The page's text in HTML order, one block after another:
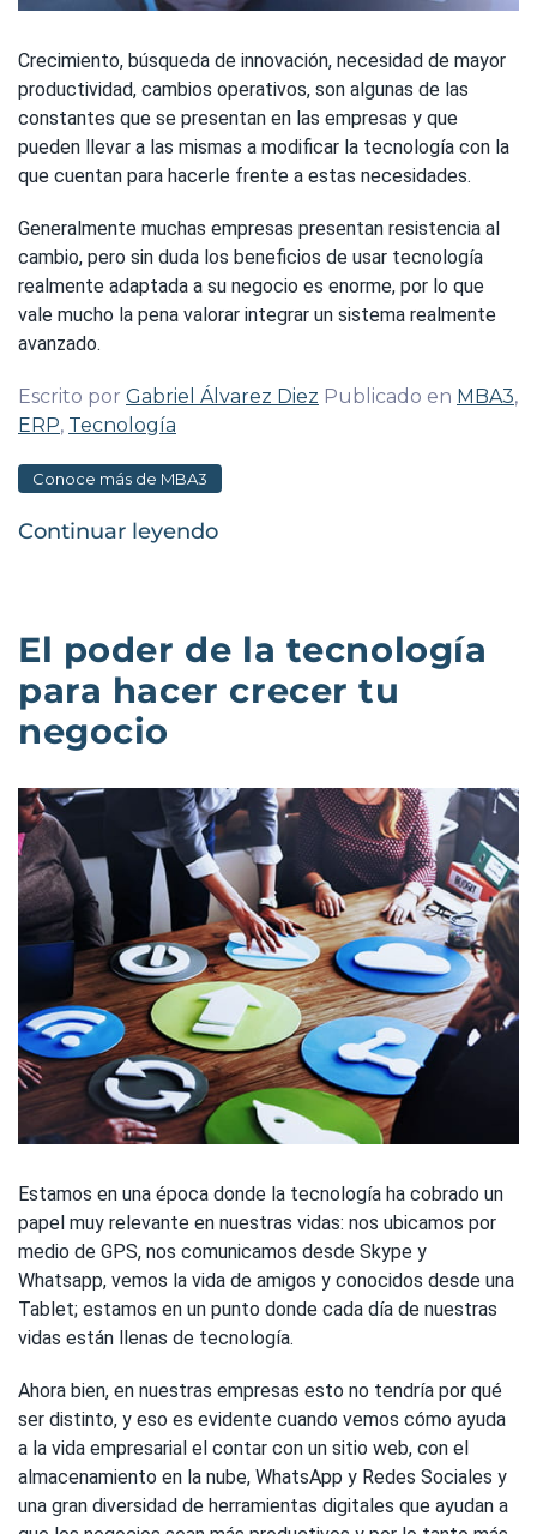
Crecimiento, búsqueda de innovación, necesidad de mayor
productividad, cambios operativos, son algunas de las
constantes que se presentan en las empresas y que
pueden llevar a las mismas a modificar la tecnología con la
que cuentan para hacerle frente a estas necesidades.
Generalmente muchas empresas presentan resistencia al
cambio, pero sin duda los beneficios de usar tecnología
realmente adaptada a su negocio es enorme, por lo que
vale mucho la pena valorar integrar un sistema realmente
avanzado.
Escrito por Gabriel Álvarez Diez Publicado en MBA3,
ERP, Tecnología
Conoce más de MBA3
Continuar leyendo
El poder de la tecnología
para hacer crecer tu
negocio
Estamos en una época donde la tecnología ha cobrado un
papel muy relevante en nuestras vidas: nos ubicamos por
medio de GPS, nos comunicamos desde Skype y
Whatsapp, vemos la vida de amigos y conocidos desde una
Tablet; estamos en un punto donde cada día de nuestras
vidas están llenas de tecnología.
Ahora bien, en nuestras empresas esto no tendría por qué
ser distinto, y eso es evidente cuando vemos cómo ayuda
a la vida empresarial el contar con un sitio web, con el
almacenamiento en la nube, WhatsApp y Redes Sociales y
una gran diversidad de herramientas digitales que ayudan a